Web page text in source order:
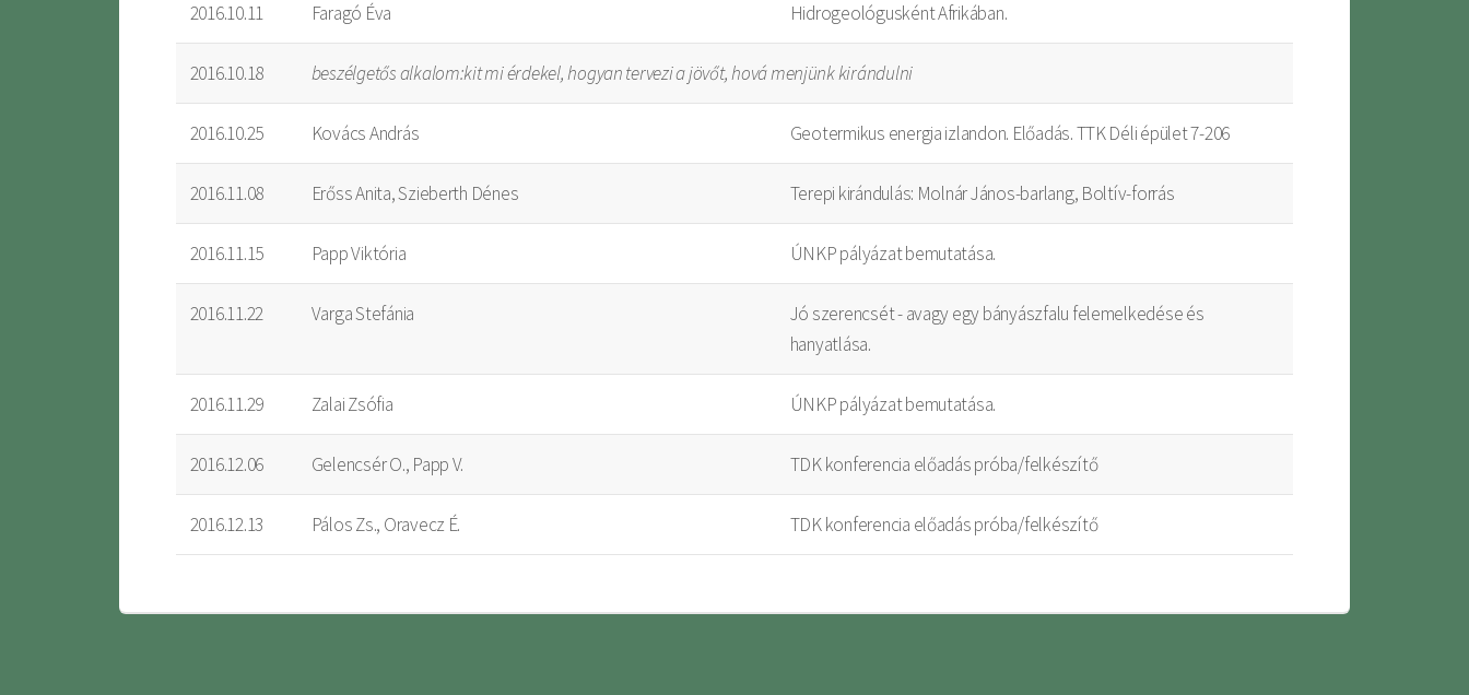
2016.10.11 Faragó Éva Hidrogeológusként Afrikában.
2016.10.18 beszélgetős alkalom:kit mi érdekel, hogyan tervezi a jövőt, hová menjünk kirándulni
2016.10.25 Kovács András Geotermikus energia izlandon. Előadás. TTK Déli épület 7-206
2016.11.08 Erőss Anita, Szieberth Dénes Terepi kirándulás: Molnár János-barlang, Boltív-forrás
2016.11.15 Papp Viktória ÚNKP pályázat bemutatása.
2016.11.22 Varga Stefánia
Jó szerencsét - avagy egy bányászfalu felemelkedése és
hanyatlása.
2016.11.29 Zalai Zsófia ÚNKP pályázat bemutatása.
2016.12.06 Gelencsér O., Papp V. TDK konferencia előadás próba/felkészítő
2016.12.13 Pálos Zs., Oravecz É. TDK konferencia előadás próba/felkészítő